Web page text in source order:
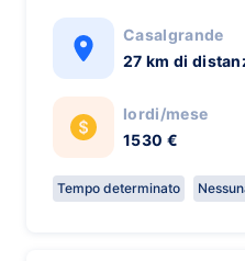
Casalgrande
27 km di
lordi/mese
1530 €
Tempo determinato